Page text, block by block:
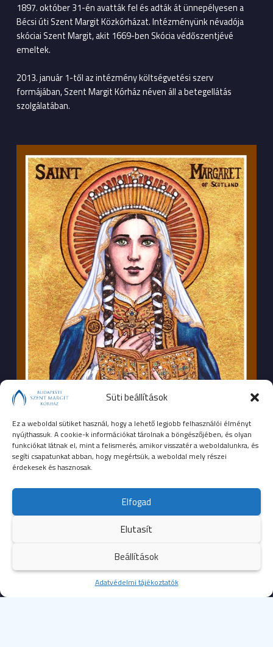
Süti beállítások
Ez a weboldal sütiket használ, hogy a lehető legjobb felhasználói élményt
nyújthassuk. A cookie-k információkat tárolnak a böngészőjében, és olyan
funkciókat látnak el, mint a felismerés, amikor visszatér a weboldalunkra, és
segíti csapatunkat abban, hogy megértsük, a weboldal mely részei
érdekesek és hasznosak.
Elfogad
Elutasít
Beállítások
Adatvédelmi tájékoztatók
Kezdőoldal
1897. október 31-én avatták fel és adták át ünnepélyesen a
Bécsi úti Szent Margit Közkórházat. Intézményünk névadója
skóciai Szent Margit, akit 1669-ben Skócia védőszentjévé
emeltek.
2013. január 1-től az intézmény költségvetési szerv
formájában, Szent Margit Kórház néven áll a betegellátás
szolgálatában.
SEGÉLYHÍVÓSZÁMOK
104mentők
107rendőrség